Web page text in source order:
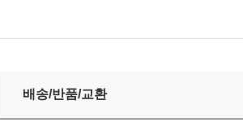
배송/반품/교환